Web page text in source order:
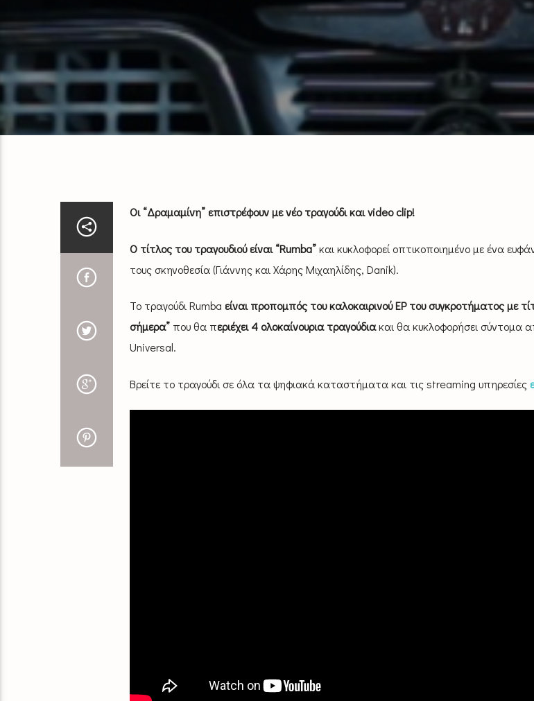
Οι “Δραμαμίνη” επιστρέφουν με νέο τραγούδι και video clip!
O τίτλος του τραγουδιού είναι “Rumba”και κυκλοφορεί οπτικοποιημένο με ένα
τους σκηνοθεσία (Γιάννης και Χάρης Μιχαηλίδης, Danik).
To τραγούδι Rumba είναι προπομπός του καλοκαιρινού ΕΡτου συγκροτήματος με
σήμερα”που θα περιέχει 4 ολοκαίνουρια τραγούδιακαι θα κυκλοφορήσει σύντομα
Universal.
Βρείτε το τραγούδι σε όλα τα ψηφιακά καταστήματα και τις streaming υπηρεσίες